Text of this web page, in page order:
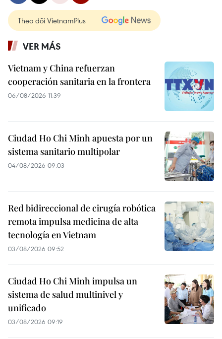
Theo dõi VietnamPlus
VER MÁS
Vietnam y China refuerzan
cooperación sanitaria en la frontera
06/08/2026 11:39
Ciudad Ho Chi Minh apuesta por un
sistema sanitario multipolar
04/08/2026 09:03
Red bidireccional de cirugía robótica
remota impulsa medicina de alta
tecnología en Vietnam
03/08/2026 09:52
Ciudad Ho Chi Minh impulsa un
sistema de salud multinivel y
unificado
03/08/2026 09:19